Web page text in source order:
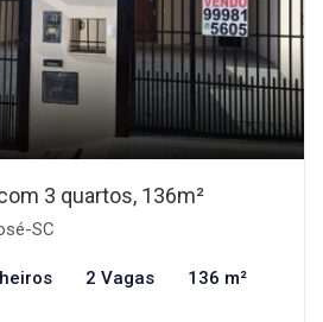
3 quartos, 136m²
SC
2 Vagas 136 m²